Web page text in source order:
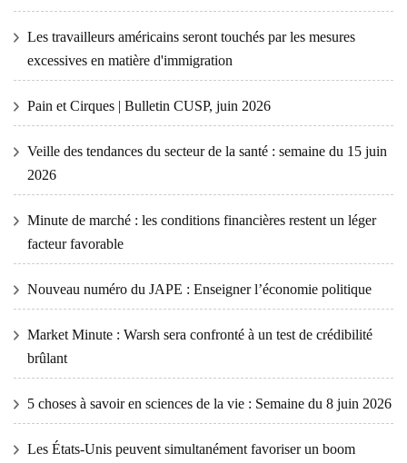
Les travailleurs américains seront touchés par les mesures
excessives en matière d'immigration
Pain et Cirques | Bulletin CUSP, juin 2026
Veille des tendances du secteur de la santé : semaine du 15 juin
2026
Minute de marché : les conditions financières restent un léger
facteur favorable
Nouveau numéro du JAPE : Enseigner l’économie politique
Market Minute : Warsh sera confronté à un test de crédibilité
brûlant
5 choses à savoir en sciences de la vie : Semaine du 8 juin 2026
Les États-Unis peuvent simultanément favoriser un boom